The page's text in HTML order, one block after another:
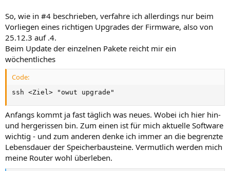
So, wie in #4 beschrieben, verfahre ich allerdings nur beim
Vorliegen eines richtigen Upgrades der Firmware, also von
25.12.3 auf .4.
Beim Update der einzelnen Pakete reicht mir ein
wöchentliches
Code:
ssh <Ziel> "owut upgrade"
Anfangs kommt ja fast täglich was neues. Wobei ich hier hin-
und hergerissen bin. Zum einen ist für mich aktuelle Software
wichtig - und zum anderen denke ich immer an die begrenzte
Lebensdauer der Speicherbausteine. Vermutlich werden mich
meine Router wohl überleben.